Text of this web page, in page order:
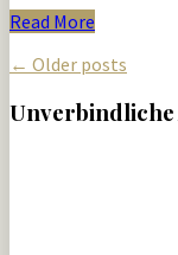
Read More
← Older posts